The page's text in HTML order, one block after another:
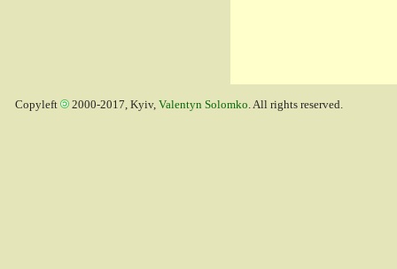
Copyleft 2000-2017, Kyiv, Valentyn Solomko. All rights reserved.